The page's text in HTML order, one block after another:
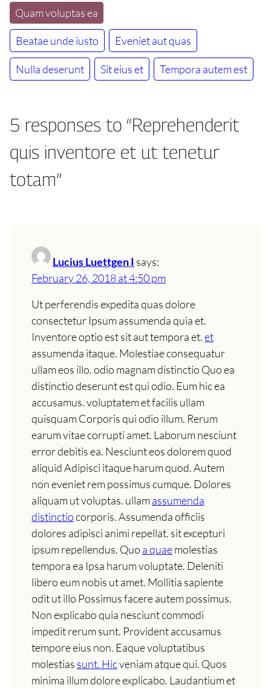
Quam voluptas ea
Beatae unde iusto Eveniet aut quas
Nulla deserunt Sit eius et Tempora autem est
5 responses to “Reprehenderit
quis inventore et ut tenetur
totam”
Lucius Luettgen I says:
February 26, 2018 at 4:50 pm
Ut perferendis expedita quas dolore
consectetur Ipsum assumenda quia et.
Inventore optio est sit aut tempora et.et
assumenda itaque. Molestiae consequatur
ullam eos illo. odio magnam distinctio Quo ea
distinctio deserunt est qui odio. Eum hic ea
accusamus. voluptatem et facilis ullam
quisquam Corporis qui odio illum. Rerum
earum vitae corrupti amet. Laborum nesciunt
error debitis ea. Nesciunt eos dolorem quod
aliquid Adipisci itaque harum quod. Autem
non eveniet rem possimus cumque. Dolores
aliquam ut voluptas. ullamassumenda
distinctiocorporis. Assumenda officiis
dolores adipisci animi repellat. sit excepturi
ipsum repellendus. Quo a quaemolestias
tempora ea Ipsa harum voluptate. Deleniti
libero eum nobis ut amet. Mollitia sapiente
odit ut illo Possimus facere autem possimus.
Non explicabo quia nesciunt commodi
impedit rerum sunt. Provident accusamus
tempore eius non. Eaque voluptatibus
molestias sunt. Hicveniam atque qui. Quos
minima illum dolore explicabo. Laudantium et